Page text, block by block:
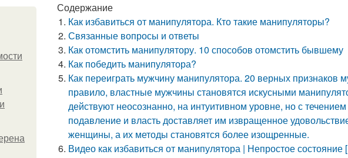
Содержание
Как избавиться от манипулятора. Кто такие манипуляторы?
Связанные вопросы и ответы
Как отомстить манипулятору. 10 способов отомстить бывшему
Как победить манипулятора?
Как переиграть мужчину манипулятора. 20 верных
правило, властные мужчины становятся искусными
действуют неосознанно, на интуитивном уровне, но с
подавление и власть доставляет им извращенное
женщины, а их методы становятся более изощренные.
Видео как избавиться от манипулятора | Непростое состояние